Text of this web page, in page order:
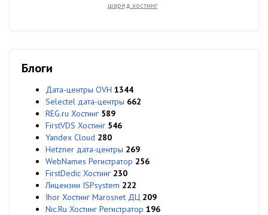
шаред хостинг
Блоги
Дата-центры OVH 1344
Selectel дата-центры 662
REG.ru Хостинг 589
FirstVDS Хостинг 546
Yandex Cloud 280
Hetzner дата-центры 269
WebNames Регистратор 256
FirstDedic Хостинг 230
Лицензии ISPsystem 222
Ihor Хостинг Marosnet ДЦ 209
Nic.Ru Хостинг Регистратор 196